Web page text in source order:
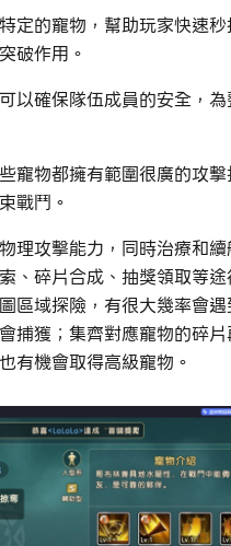
定的寵物，幫助玩家快速
破作用。
以確保隊伍成員的安全，
寵物都擁有範圍很廣的攻
戰鬥。
理攻擊能力，同時治療和
、碎片合成、抽獎領取等
區域探險，有很大幾率會
捕獲；集齊對應寵物的碎
有機會取得高級寵物。